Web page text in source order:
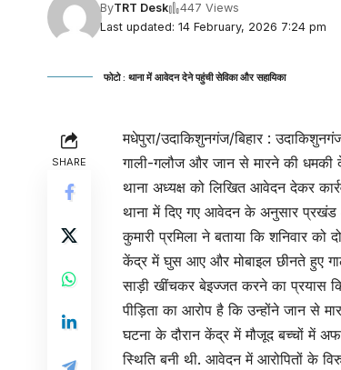
Last updated: 14 February, 2026 7:24 pm
ByTRT Desk 447 Views
फोटो : थाना में आवेदन देने पहुंची सेविका और सहायिका
SHARE
मधेपुरा/उदाकिशुनगंज/बिहार :
गाली-गलौज और जान से मारने की धमकी
थाना अध्यक्ष को लिखित आवेदन देकर
थाना में दिए गए आवेदन के अनुसार प्रखंड
कुमारी प्रमिला ने बताया कि शनिवार
केंद्र में घुस आए और मोबाइल छीनते हुए
साड़ी खींचकर बेइज्जत करने का प्रयास
पीड़िता का आरोप है कि उन्होंने जान से
घटना के दौरान केंद्र में मौजूद बच्चों में
स्थिति बनी थी. आवेदन में आरोपितों के